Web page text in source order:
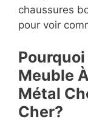
chaussures
pour voir
Meuble
Métal
Cher?